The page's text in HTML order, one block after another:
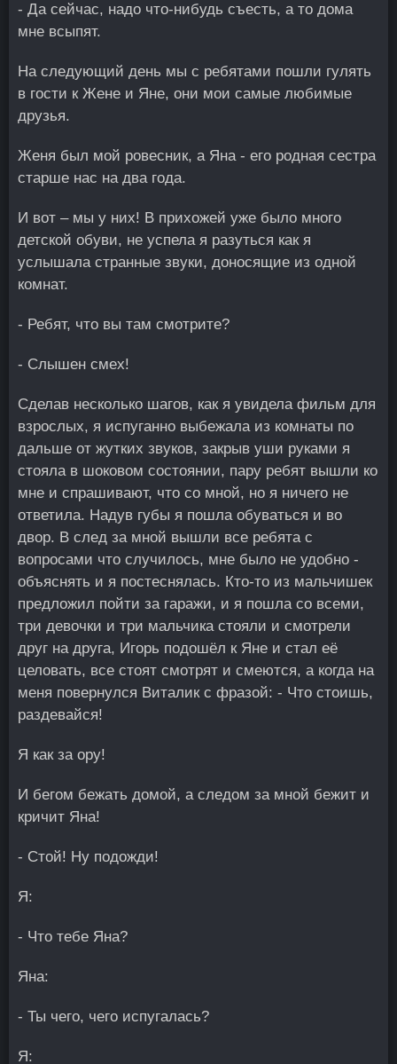
- Да сейчас, надо что-нибудь съесть, а то дома
мне всыпят.
На следующий день мы с ребятами пошли гулять
в гости к Жене и Яне, они мои самые любимые
друзья.
Женя был мой ровесник, а Яна - его родная сестра
старше нас на два года.
И вот – мы у них! В прихожей уже было много
детской обуви, не успела я разуться как я
услышала странные звуки, доносящие из одной
комнат.
- Ребят, что вы там смотрите?
- Слышен смех!
Сделав несколько шагов, как я увидела фильм для
взрослых, я испуганно выбежала из комнаты по
дальше от жутких звуков, закрыв уши руками я
стояла в шоковом состоянии, пару ребят вышли ко
мне и спрашивают, что со мной, но я ничего не
ответила. Надув губы я пошла обуваться и во
двор. В след за мной вышли все ребята с
вопросами что случилось, мне было не удобно -
объяснять и я постеснялась. Кто-то из мальчишек
предложил пойти за гаражи, и я пошла со всеми,
три девочки и три мальчика стояли и смотрели
друг на друга, Игорь подошёл к Яне и стал её
целовать, все стоят смотрят и смеются, а когда на
меня повернулся Виталик с фразой: - Что стоишь,
раздевайся!
Я как за ору!
И бегом бежать домой, а следом за мной бежит и
кричит Яна!
- Стой! Ну подожди!
Я:
- Что тебе Яна?
Яна:
- Ты чего, чего испугалась?
Я: